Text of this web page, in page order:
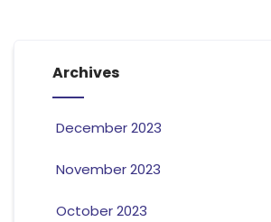
Archives
December 2023
November 2023
October 2023